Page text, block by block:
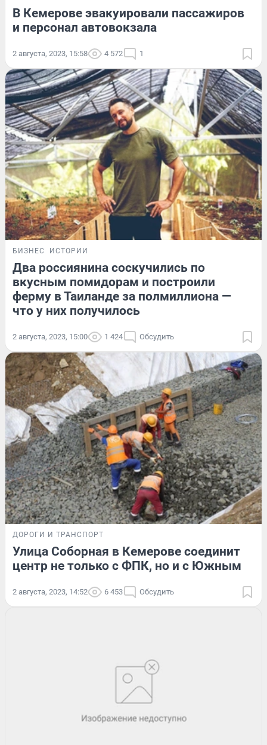
В Кемерове эвакуировали пассажиров
и персонал автовокзала
2 августа, 2023, 15:58 4 572 1
БИЗНЕС ИСТОРИИ
Два россиянина соскучились по
вкусным помидорам и построили
ферму в Таиланде за полмиллиона —
что у них получилось
2 августа, 2023, 15:00 1 424 Обсудить
ДОРОГИ И ТРАНСПОРТ
Улица Соборная в Кемерове соединит
центр не только с ФПК, но и с Южным
2 августа, 2023, 14:52 6 453 Обсудить